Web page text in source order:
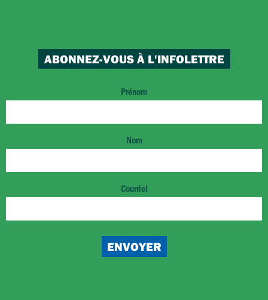
ABONNEZ-VOUS À L'INFOLETTRE
Prénom
Nom
Courriel